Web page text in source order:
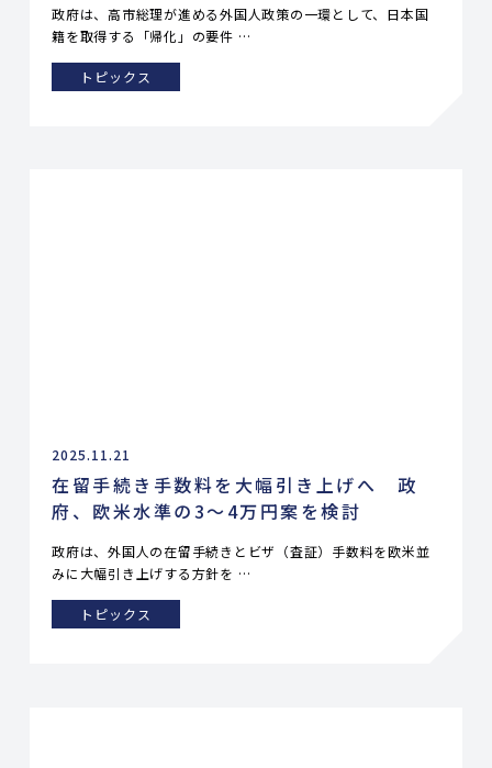
政府は、高市総理が進める外国人政策の一環として、日本国
籍を取得する「帰化」の要件 …
トピックス
2025.11.21
在留手続き手数料を大幅引き上げへ 政
府、欧米水準の3～4万円案を検討
政府は、外国人の在留手続きとビザ（査証）手数料を欧米並
みに大幅引き上げする方針を …
トピックス